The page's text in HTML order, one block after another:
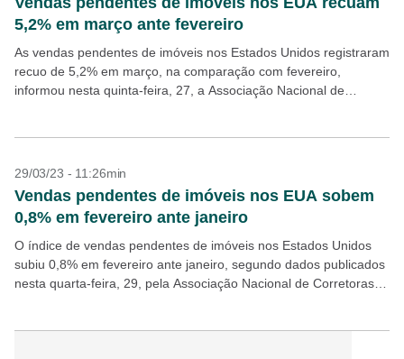
5,2% em março ante fevereiro
As vendas pendentes de imóveis nos Estados Unidos registraram
recuo de 5,2% em março, na comparação com fevereiro,
informou nesta quinta-feira, 27, a Associação Nacional de
29/03/23 - 11:26min
Vendas pendentes de imóveis nos EUA sobem
0,8% em fevereiro ante janeiro
O índice de vendas pendentes de imóveis nos Estados Unidos
subiu 0,8% em fevereiro ante janeiro, segundo dados publicados
nesta quarta-feira, 29, pela Associação Nacional de Corretoras